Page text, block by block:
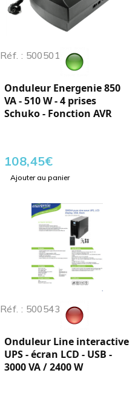
Réf. : 500501
Onduleur Energenie 850
VA - 510 W - 4 prises
Schuko - Fonction AVR
108,45€
Ajouter au panier
Réf. : 500543
Onduleur Line interactive
UPS - écran LCD - USB -
3000 VA / 2400 W